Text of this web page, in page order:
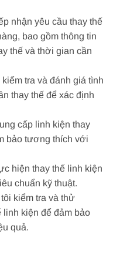
nhận yêu cầu thay thế
bao gồm thông tin
thế và thời gian cần
tra và đánh giá tình
thay thế để xác định
cấp linh kiện thay
bảo tương thích với
hiện thay thế linh kiện
chuẩn kỹ thuật.
kiểm tra và thử
linh kiện để đảm bảo
quả.